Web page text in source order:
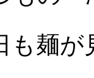
も麺が